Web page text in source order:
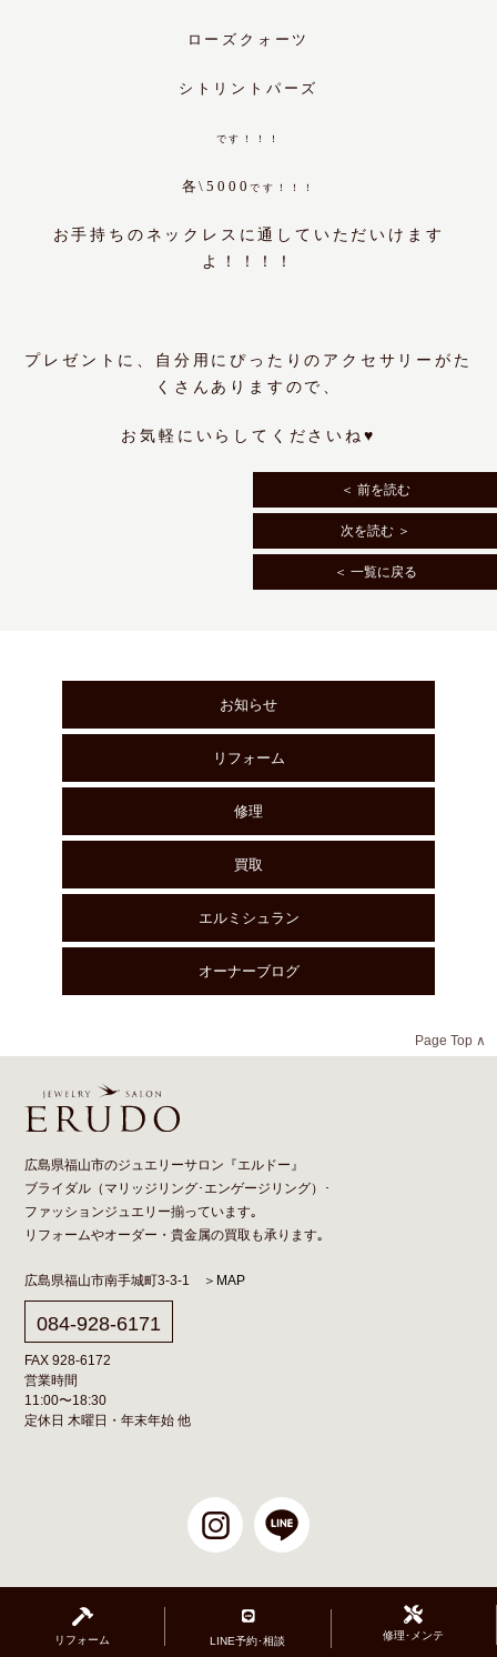
ローズクォーツ
シトリントパーズ
です！！！
各\5000です！！！
お手持ちのネックレスに通していただいけます
よ！！！！
プレゼントに、自分用にぴったりのアクセサリーがた
くさんありますので、
お気軽にいらしてくださいね♥
＜ 前を読む
次を読む ＞
＜ 一覧に戻る
お知らせ
リフォーム
修理
買取
エルミシュラン
オーナーブログ
Page Top ∧
広島県福山市のジュエリーサロン『エルドー』
ブライダル（ マリッジリング･ エンゲージリング）･
ファッションジュエリー揃っています｡
リフォームやオーダー ・貴金属の買取も承ります｡
広島県福山市南手城町3-3-1 ＞MAP
084-928-6171
FAX 928-6172
営業時間
11:00〜18:30
定休日 木曜日・年末年始 他
リフォーム LINE予約･相談 修理･メンテ